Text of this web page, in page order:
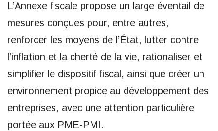
L’Annexe fiscale propose un large éventail de
mesures conçues pour, entre autres,
renforcer les moyens de l’État, lutter contre
l’inflation et la cherté de la vie, rationaliser et
simplifier le dispositif fiscal, ainsi que créer un
environnement propice au développement des
entreprises, avec une attention particulière
portée aux PME-PMI.